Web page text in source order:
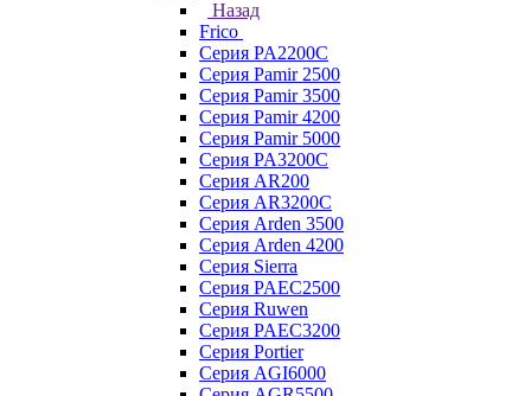
Назад
Frico
Серия PA2200C
Серия Pamir 2500
Серия Pamir 3500
Серия Pamir 4200
Серия Pamir 5000
Серия PA3200C
Серия AR200
Серия AR3200C
Серия Arden 3500
Серия Arden 4200
Серия Sierra
Серия PAEC2500
Серия Ruwen
Серия PAEC3200
Серия Portier
Серия AGI6000